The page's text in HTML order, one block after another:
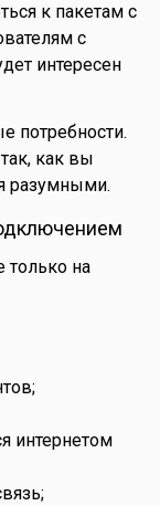
к пакетам с
с
интересен
потребности.
как вы
разумными.
только на
интернетом